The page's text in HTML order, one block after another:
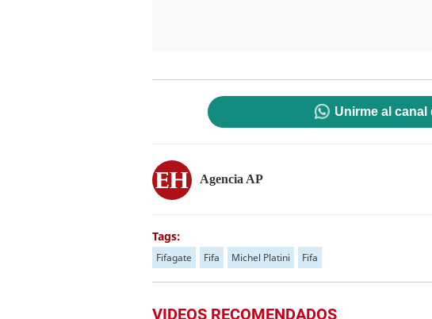
Unirme al
Agencia AP
Tags:
Fifagate Fifa Michel Platini Fifa
VIDEOS RECOMENDADOS